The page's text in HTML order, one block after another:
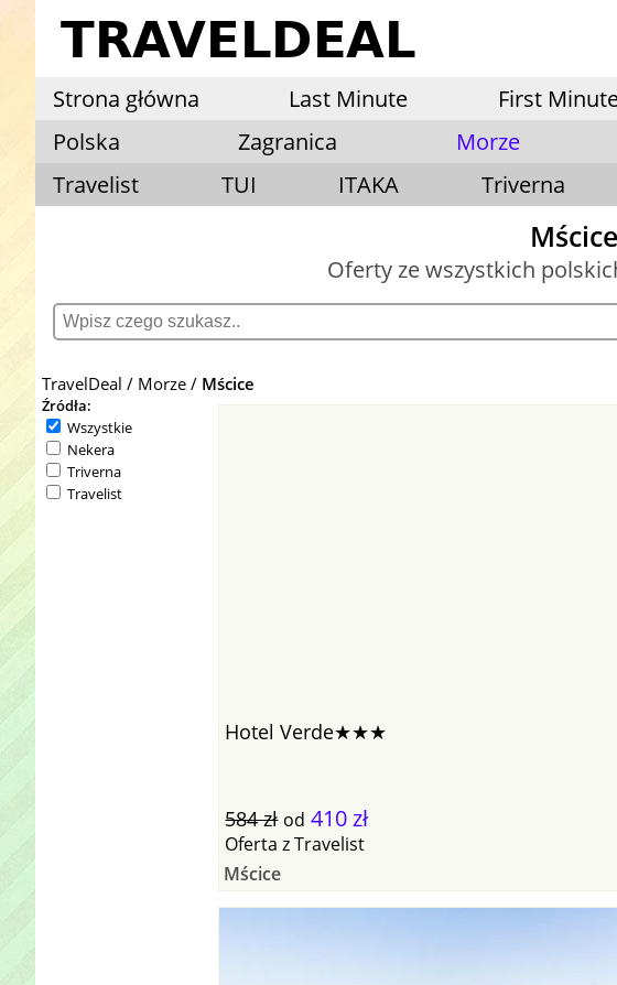
Strona główna Last Minute First
Polska
Zagranica Morze
Travelist
TUI ITAKA Triverna
Oferty ze wszystkich
TravelDeal Morze Mścice
Źródła:
Wszystkie
Nekera
Triverna
Travelist
Hotel Verde★★★
584 zł od 410 zł
Oferta zTravelist
Mścice